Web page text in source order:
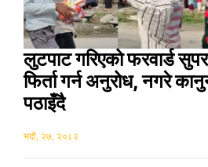
लुटपाट गरिएको फरवार्ड
फिर्ता गर्न अनुरोध, नगरे
पठाइँदै
भदौ, २७, २०८२